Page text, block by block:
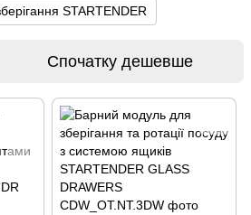
STARTENDER
Спочатку дешевше